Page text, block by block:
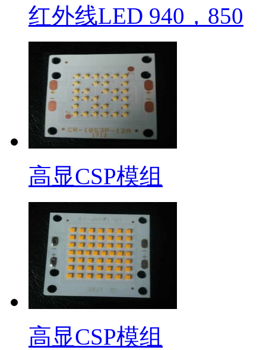
红外线LED 940，850
高显CSP模组
高显CSP模组